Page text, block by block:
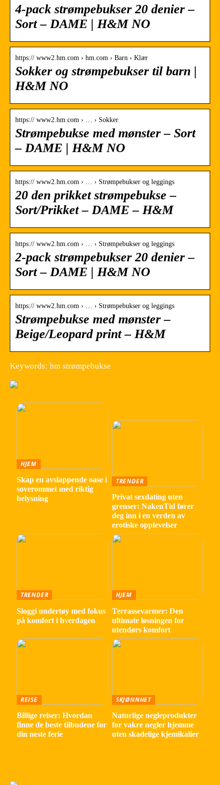
4-pack strømpebukser 20 denier –
Sort – DAME | H&M NO
https:// www2.hm.com › hm.com › Barn › Klær
Sokker og strømpebukser til barn |
H&M NO
https:// www2.hm.com › … › Sokker
Strømpebukse med mønster – Sort
– DAME | H&M NO
https:// www2.hm.com › … › Strømpebukser og leggings
20 den prikket strømpebukse –
Sort/Prikket – DAME – H&M
https:// www2.hm.com › … › Strømpebukser og leggings
2-pack strømpebukser 20 denier –
Sort – DAME | H&M NO
https:// www2.hm.com › … › Strømpebukser og leggings
Strømpebukse med mønster –
Beige/Leopard print – H&M
Keywords: hm strømpebukse
HJEM
Skap en avslappende oase i
soverommet med riktig
belysning
TRENDER
Privat sexdating uten
grenser: NakenTid fører
deg inn i en verden av
erotiske opplevelser
TRENDER
Sloggi undertøy med fokus
på komfort i hverdagen
HJEM
Terrassevarmer: Den
ultimate løsningen for
utendørs komfort
REISE
Billige reiser: Hvordan
finne de beste tilbudene for
din neste ferie
SKJØNNHET
Naturlige negleprodukter
for vakre negler hjemme
uten skadelige kjemikalier